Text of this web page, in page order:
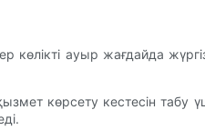
көлікті ауыр жағдайда
көрсету кестесін табу